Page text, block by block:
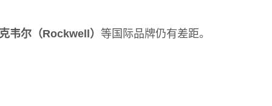
韦尔（Rockwell） 等国际品牌仍有差距。